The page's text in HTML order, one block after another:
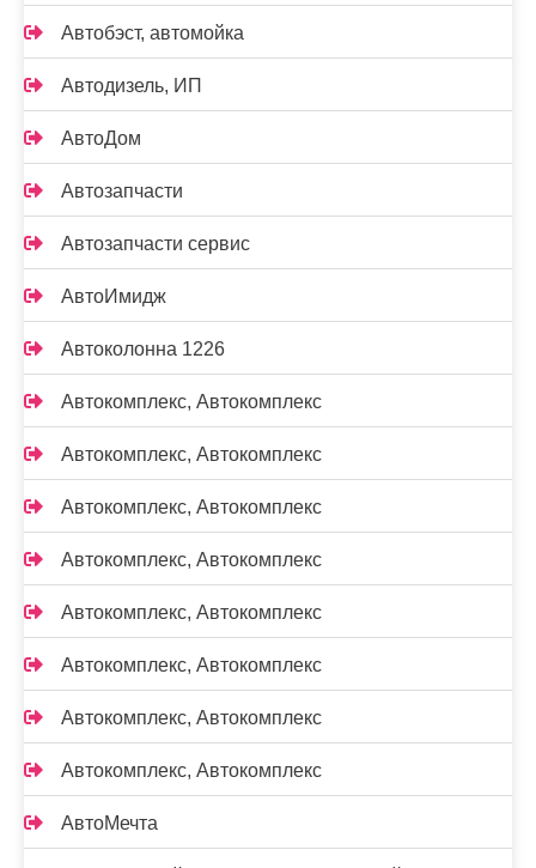
Автобэст, автомойка
Автодизель, ИП
АвтоДом
Автозапчасти
Автозапчасти сервис
АвтоИмидж
Автоколонна 1226
Автокомплекс, Автокомплекс
Автокомплекс, Автокомплекс
Автокомплекс, Автокомплекс
Автокомплекс, Автокомплекс
Автокомплекс, Автокомплекс
Автокомплекс, Автокомплекс
Автокомплекс, Автокомплекс
Автокомплекс, Автокомплекс
АвтоМечта